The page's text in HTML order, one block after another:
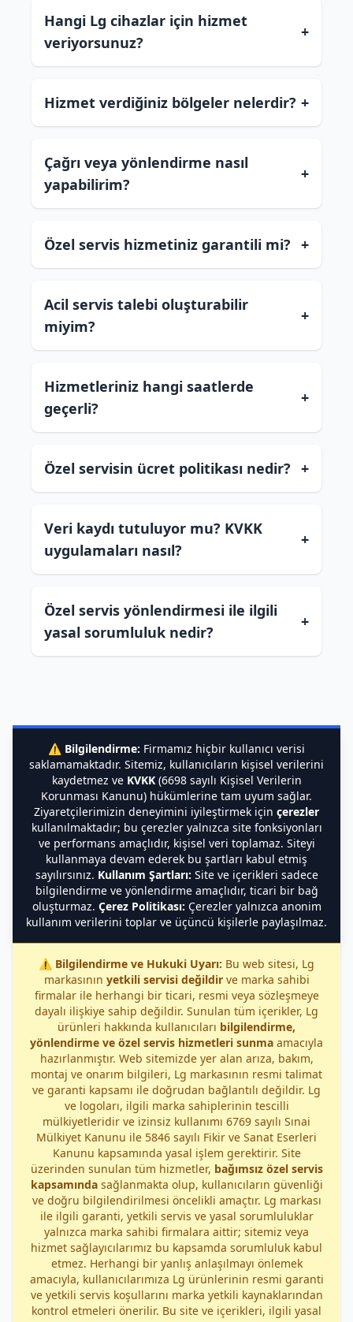
Hangi Lg cihazlar için hizmet
veriyorsunuz?
+
Hizmet verdiğiniz bölgeler nelerdir? +
Çağrı veya yönlendirme nasıl
yapabilirim?
+
Özel servis hizmetiniz garantili mi? +
Acil servis talebi oluşturabilir
miyim?
+
Hizmetleriniz hangi saatlerde
geçerli?
+
Özel servisin ücret politikası nedir? +
Veri kaydı tutuluyor mu? KVKK
uygulamaları nasıl?
+
Özel servis yönlendirmesi ile ilgili
yasal sorumluluk nedir?
+
⚠️ Bilgilendirme: Firmamız hiçbir kullanıcı verisi
saklamamaktadır. Sitemiz, kullanıcıların kişisel verilerini
kaydetmez ve KVKK(6698 sayılı Kişisel Verilerin
Korunması Kanunu) hükümlerine tam uyum sağlar.
Ziyaretçilerimizin deneyimini iyileştirmek için çerezler
kullanılmaktadır; bu çerezler yalnızca site fonksiyonları
ve performans amaçlıdır, kişisel veri toplamaz. Siteyi
kullanmaya devam ederek bu şartları kabul etmiş
sayılırsınız. Kullanım Şartları: Site ve içerikleri sadece
bilgilendirme ve yönlendirme amaçlıdır, ticari bir bağ
oluşturmaz. Çerez Politikası: Çerezler yalnızca anonim
kullanım verilerini toplar ve üçüncü kişilerle paylaşılmaz.
⚠️ Bilgilendirme ve Hukuki Uyarı: Bu web sitesi, Lg
markasının yetkili servisi değildirve marka sahibi
firmalar ile herhangi bir ticari, resmi veya sözleşmeye
dayalı ilişkiye sahip değildir. Sunulan tüm içerikler, Lg
ürünleri hakkında kullanıcıları bilgilendirme,
yönlendirme ve özel servis hizmetleri sunma amacıyla
hazırlanmıştır. Web sitemizde yer alan arıza, bakım,
montaj ve onarım bilgileri, Lg markasının resmi talimat
ve garanti kapsamı ile doğrudan bağlantılı değildir. Lg
ve logoları, ilgili marka sahiplerinin tescilli
mülkiyetleridir ve izinsiz kullanımı 6769 sayılı Sınai
Mülkiyet Kanunu ile 5846 sayılı Fikir ve Sanat Eserleri
Kanunu kapsamında yasal işlem gerektirir. Site
üzerinden sunulan tüm hizmetler, bağımsız özel servis
kapsamındasağlanmakta olup, kullanıcıların güvenliği
ve doğru bilgilendirilmesi öncelikli amaçtır. Lg markası
ile ilgili garanti, yetkili servis ve yasal sorumluluklar
yalnızca marka sahibi firmalara aittir; sitemiz veya
hizmet sağlayıcılarımız bu kapsamda sorumluluk kabul
etmez. Herhangi bir yanlış anlaşılmayı önlemek
amacıyla, kullanıcılarımıza Lg ürünlerinin resmi garanti
ve yetkili servis koşullarını marka yetkili kaynaklarından
kontrol etmeleri önerilir. Bu site ve içerikleri, ilgili yasal